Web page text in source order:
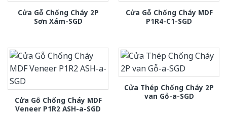
Cửa Gỗ Chống Cháy 2P
Sơn Xám-SGD
Cửa Gỗ Chống Cháy MDF
P1R4-C1-SGD
Cửa Gỗ Chống Cháy MDF
Veneer P1R2 ASH-a-SGD
Cửa Thép Chống Cháy 2P
van Gỗ-a-SGD